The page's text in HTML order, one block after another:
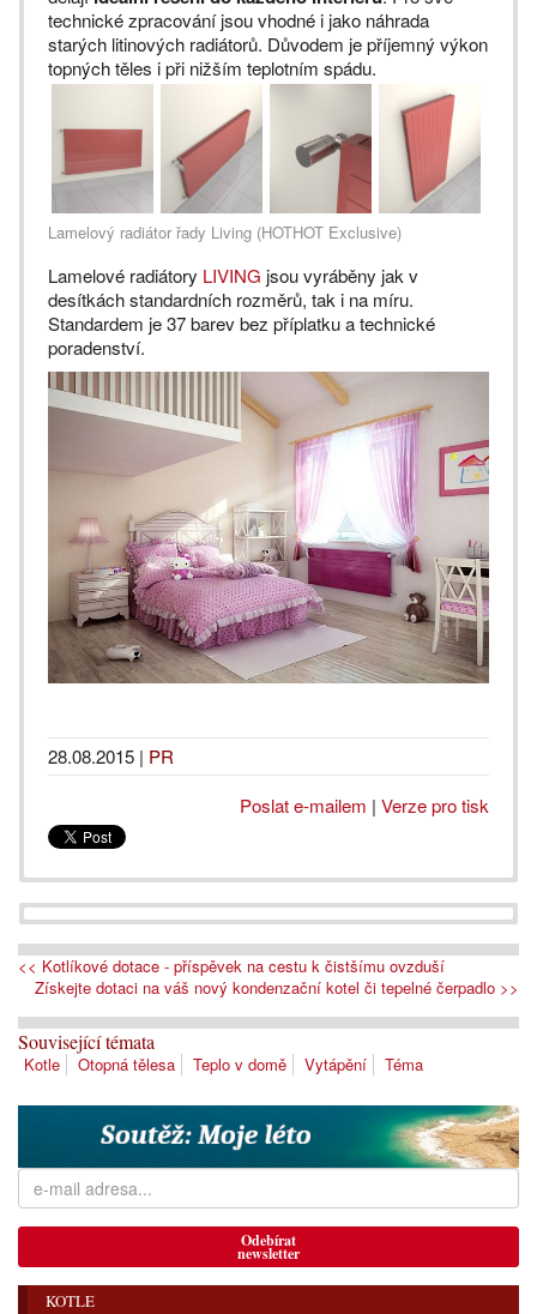
technické zpracování jsou vhodné i jako náhrada
starých litinových radiátorů. Důvodem je příjemný výkon
topných těles i při nižším teplotním spádu.
Lamelový radiátor řady Living (HOTHOT Exclusive)
Lamelové radiátory LIVING jsou vyráběny jak v
desítkách standardních rozměrů, tak i na míru.
Standardem je 37 barev bez příplatku a technické
poradenství.
28.08.2015 | PR
Poslat e-mailem | Verze pro tisk
<< Kotlíkové dotace - příspěvek na cestu k čistšímu ovzduší
Získejte dotaci na váš nový kondenzační kotel či tepelné čerpadlo >>
Související témata
Kotle Otopná tělesa Teplo v domě Vytápění Téma
Odebírat
newsletter
KOTLE